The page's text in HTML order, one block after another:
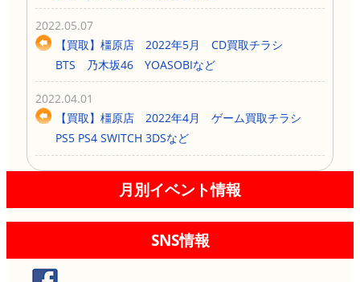
2022.05.07
【買取】橿原店 2022年5月 CD買取チラシ
BTS 乃木坂46 YOASOBIなど
2022.04.01
【買取】橿原店 2022年4月 ゲーム買取チラシ
PS5 PS4 SWITCH 3DSなど
月別イベント情報
SNS情報